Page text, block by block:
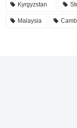
Kyrgyzstan
Malaysia